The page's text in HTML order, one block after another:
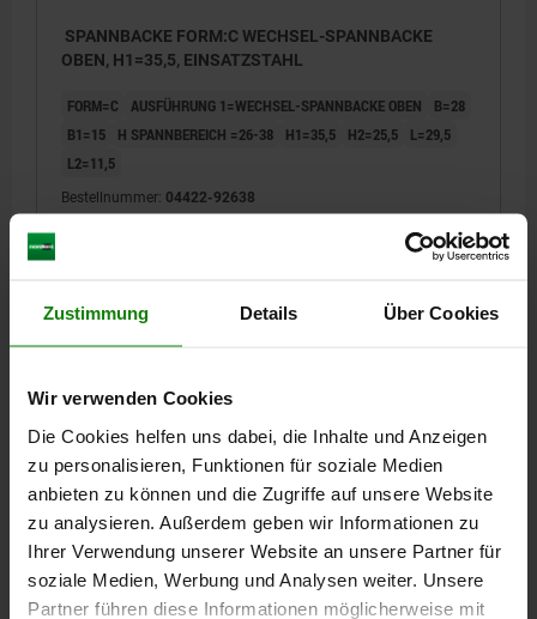
Zustimmung Details Über Cookies
Wir verwenden Cookies
Die Cookies helfen uns dabei, die Inhalte und Anzeigen
zu personalisieren, Funktionen für soziale Medien
anbieten zu können und die Zugriffe auf unsere Website
zu analysieren. Außerdem geben wir Informationen zu
Ihrer Verwendung unserer Website an unsere Partner für
soziale Medien, Werbung und Analysen weiter. Unsere
Partner führen diese Informationen möglicherweise mit
SPANNBACKE FORM:C WECHSEL-SPANNBACKE
OBEN, H1=35,5, EINSATZSTAHL
FORM=C AUSFÜHRUNG 1=WECHSEL-SPANNBACKE OBEN
B=28
B1=15
H SPANNBEREICH =26-38 H1=35,5 H2=25,5
L=29,5
L2=11,5
Bestellnummer: 04422-92638
SPANNBACKE FORM:D OBERE SPANNBACKE, MIT
AUFNAHMEBOHRUNG, H1=29,5, EINSATZSTAHL